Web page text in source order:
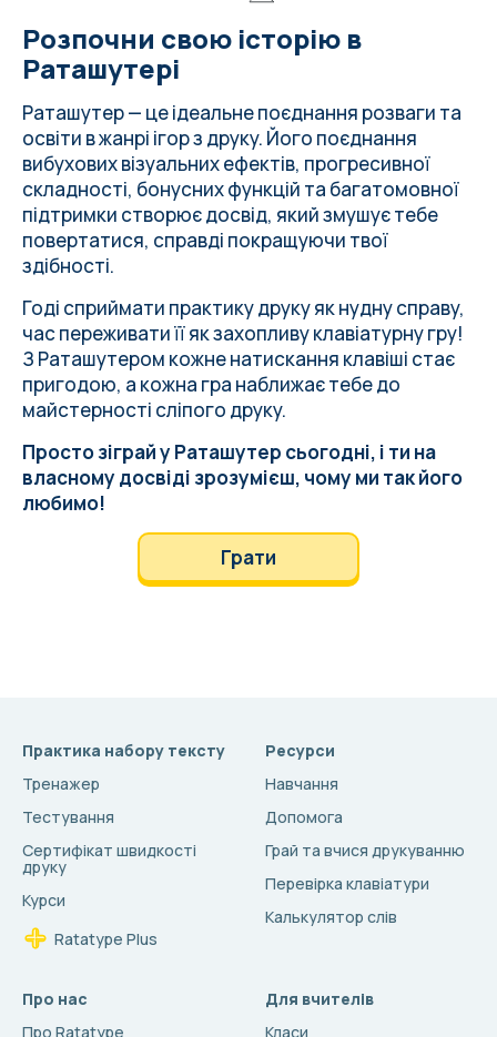
Розпочни свою історію в
Раташутері
Раташутер — це ідеальне поєднання розваги та
освіти в жанрі ігор з друку. Його поєднання
вибухових візуальних ефектів, прогресивної
складності, бонусних функцій та багатомовної
підтримки створює досвід, який змушує тебе
повертатися, справді покращуючи твої
здібності.
Годі сприймати практику друку як нудну справу,
час переживати її як захопливу клавіатурну гру!
З Раташутером кожне натискання клавіші стає
пригодою, а кожна гра наближає тебе до
майстерності сліпого друку.
Просто зіграй у Раташутер сьогодні, і ти на
власному досвіді зрозумієш, чому ми так його
любимо!
Грати
Практика набору тексту
Тренажер
Тестування
Сертифікат швидкості
друку
Курси
Ratatype Plus
Ресурси
Навчання
Допомога
Грай та вчися друкуванню
Перевірка клавіатури
Калькулятор слів
Про нас
Про Ratatype
Для вчителів
Класи